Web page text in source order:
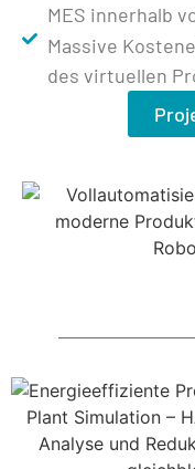
MES innerhalb
Massive
des virtuellen